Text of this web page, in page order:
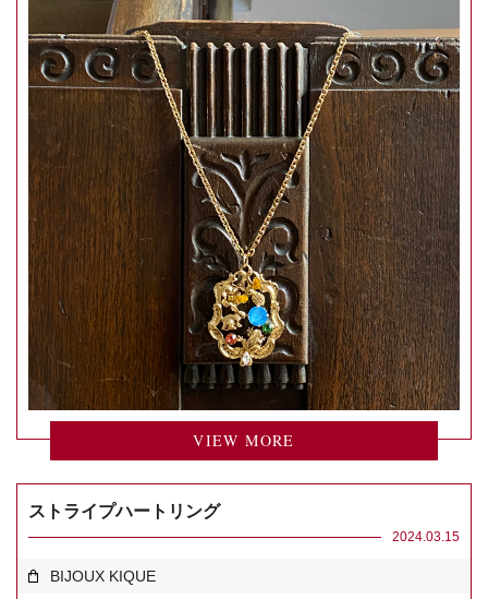
VIEW MORE
ストライプハートリング
2024.03.15
BIJOUX KIQUE